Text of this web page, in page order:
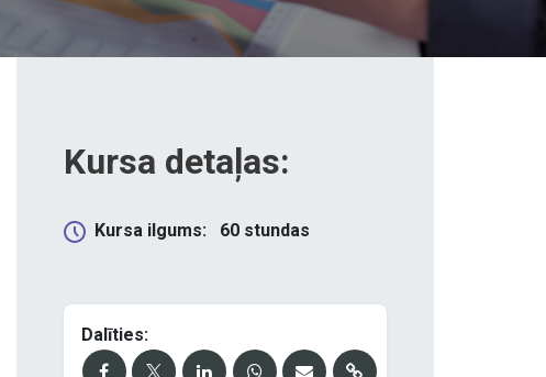
Kursa detaļas:
Kursa ilgums: 60 stundas
Dalīties: